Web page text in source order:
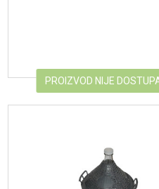
PROIZVOD NIJE